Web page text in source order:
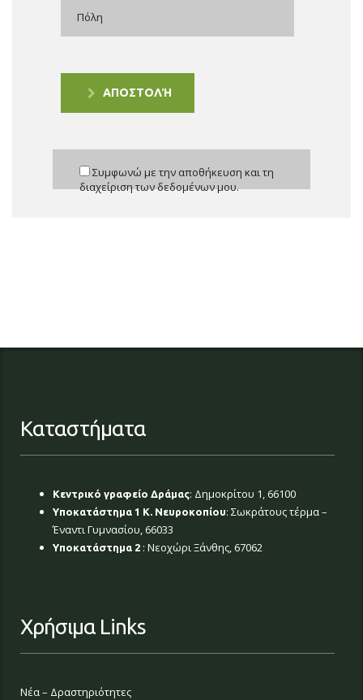
ΑΠΟΣΤΟΛΉ
Συμφωνώ με την αποθήκευση και τη
διαχείριση των δεδομένων μου.
Καταστήματα
Κεντρικό γραφείο Δράμας: Δημοκρίτου 1, 66100
Υποκατάστημα 1 Κ. Νευροκοπίου: Σωκράτους τέρμα –
Έναντι Γυμνασίου, 66033
Υποκατάστημα 2 : Νεοχώρι Ξάνθης, 67062
Χρήσιμα Links
Νέα – Δραστηριότητες